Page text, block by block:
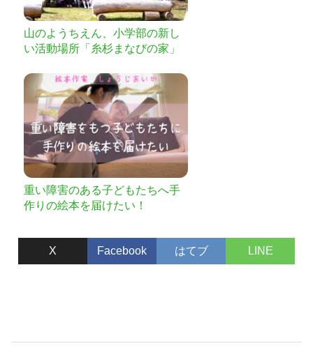
山のようちえん、小学部の新し
い活動場所「糸杉まなびの家」
重い障害のある子どもたちへ手
作りの絵本を届けたい！
X Facebook はてブ LINE